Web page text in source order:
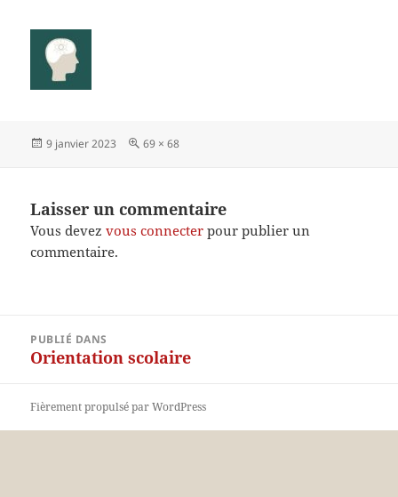
Publié
9 janvier 2023
Taille
69 × 68
Laisser un commentaire
Vous devezvous connecter pour publier un
commentaire.
l’article
PUBLIÉ DANS
Orientation scolaire
Fièrement propulsé par WordPress